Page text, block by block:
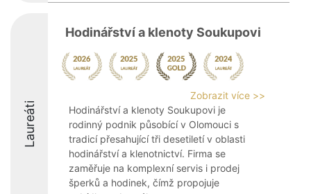
Laureáti
Hodinářství a klenoty Soukupovi
Zobrazit více >>
Hodinářství a klenoty Soukupovi je
rodinný podnik působící v Olomouci s
tradicí přesahující tři desetiletí v oblasti
hodinářství a klenotnictví. Firma se
zaměřuje na komplexní servis i prodej
šperků a hodinek, čímž propojuje